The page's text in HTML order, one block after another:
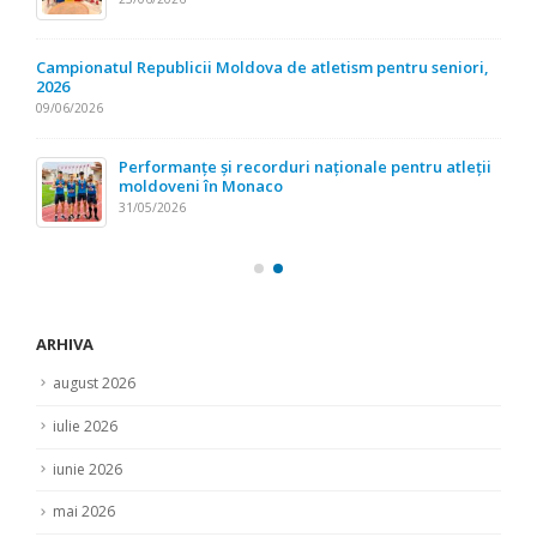
Campionatul Republicii Moldova de atletism pentru seniori,
2026
09/06/2026
Performanțe și recorduri naționale pentru atleții
moldoveni în Monaco
31/05/2026
ARHIVA
august 2026
iulie 2026
iunie 2026
mai 2026